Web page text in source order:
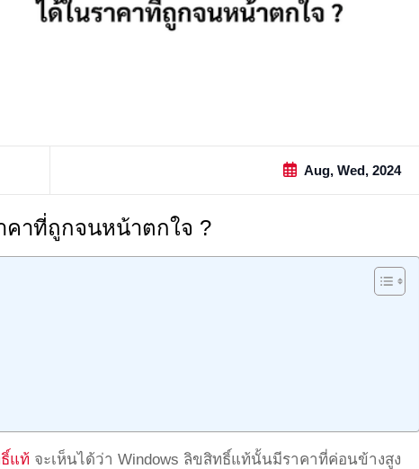
Aug, Wed, 2024
คาที่ถูกจนหน้าตกใจ ?
แท้ จะเห็นได้ว่า Windows ลิขสิทธิ์แท้นั้นมีราคาที่ค่อนข้างสูง